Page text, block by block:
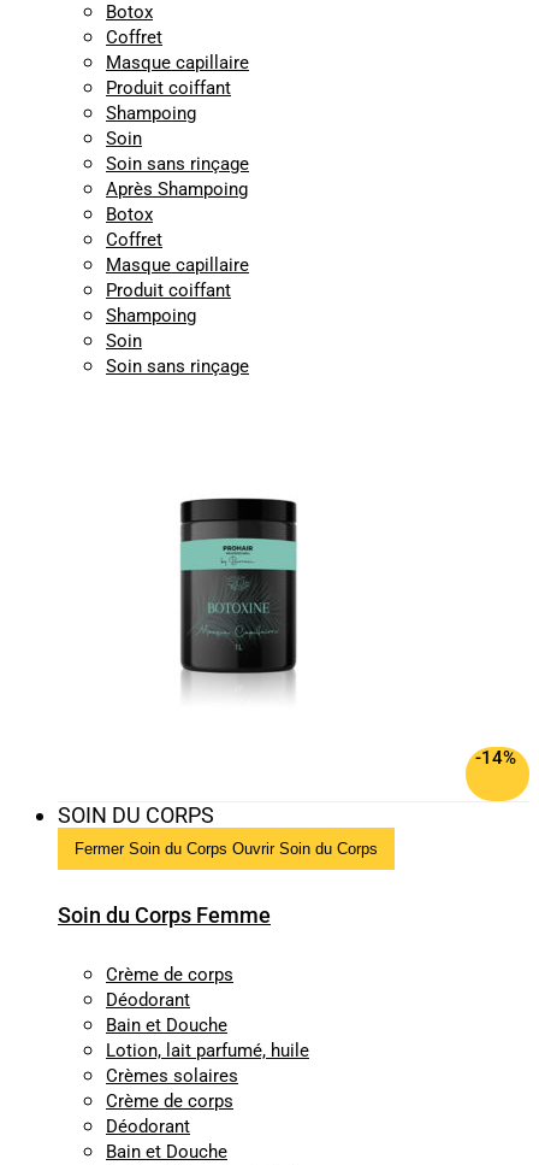
Botox
Coffret
Masque capillaire
Produit coiffant
Shampoing
Soin
Soin sans rinçage
Après Shampoing
Botox
Coffret
Masque capillaire
Produit coiffant
Shampoing
Soin
Soin sans rinçage
-14%
SOIN DU CORPS
Fermer Soin du Corps Ouvrir Soin du Corps
Soin du Corps Femme
Crème de corps
Déodorant
Bain et Douche
Lotion, lait parfumé, huile
Crèmes solaires
Crème de corps
Déodorant
Bain et Douche